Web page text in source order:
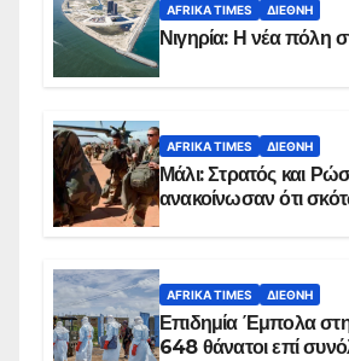
AFRIKA TIMES ΔΙΕΘΝΉ
Νιγηρία: Η νέα πόλη
AFRIKA TIMES ΔΙΕΘΝΉ
Μάλι: Στρατός και
ανακοίνωσαν ότι
AFRIKA TIMES ΔΙΕΘΝΉ
Επιδημία Έμπολα
648 θάνατοι επί